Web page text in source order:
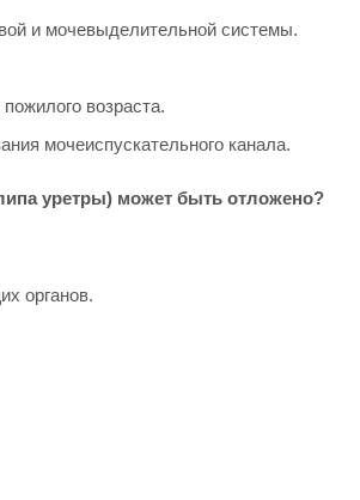
и мочевыделительной системы.
возраста.
мочеиспускательного канала.
уретры) может быть отложено?
органов.